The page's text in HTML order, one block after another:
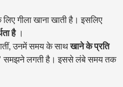
गीला खाना खाती है। इसलिए
है ।
उनमें समय के साथ खाने के प्रति
समझने लगती है। इससे लंबे समय तक